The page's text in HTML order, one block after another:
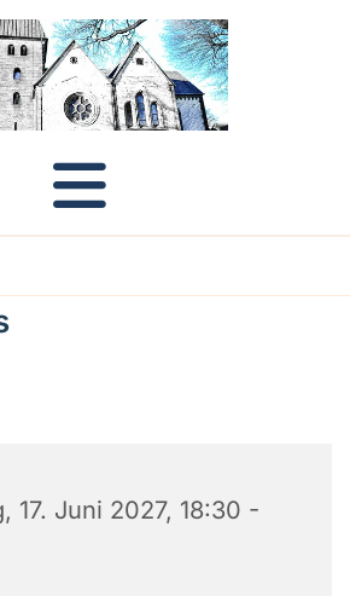
17. Juni 2027, 18:30 -